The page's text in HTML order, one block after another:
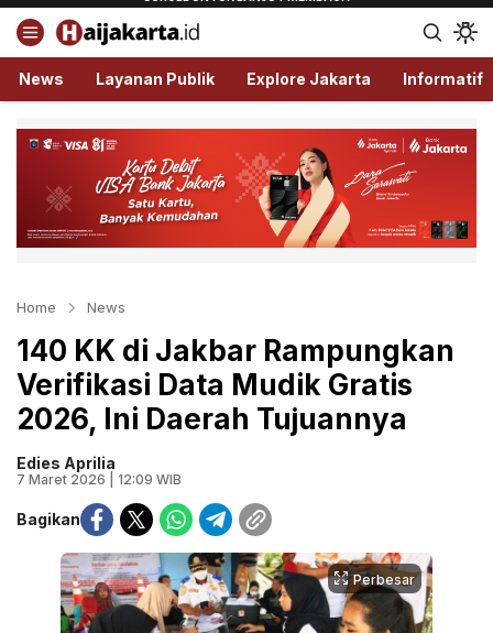
Haijakarta.id
Semua Tentang Jakarta Ada Disini!
News Layanan Publik Explore Jakarta Informatif
Home News
140 KK di Jakbar Rampungkan
Verifikasi Data Mudik Gratis
2026, Ini Daerah Tujuannya
Edies Aprilia
7 Maret 2026 | 12:09 WIB
Bagikan
Perbesar